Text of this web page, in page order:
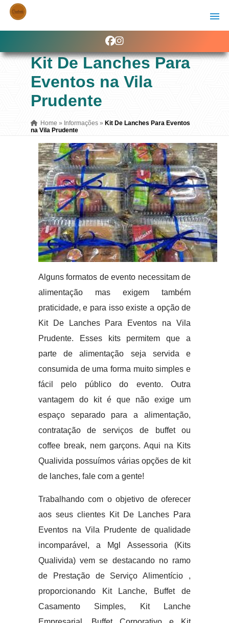
Kit De Lanches Para
Eventos na Vila
Prudente
Home » Informações » Kit De Lanches Para Eventos
na Vila Prudente
Alguns formatos de evento necessitam de
alimentação mas exigem também
praticidade, e para isso existe a opção de
Kit De Lanches Para Eventos na Vila
Prudente. Esses kits permitem que a
parte de alimentação seja servida e
consumida de uma forma muito simples e
fácil pelo público do evento. Outra
vantagem do kit é que não exige um
espaço separado para a alimentação,
contratação de serviços de buffet ou
coffee break, nem garçons. Aqui na Kits
Qualivida possuímos várias opções de kit
de lanches, fale com a gente!
Trabalhando com o objetivo de oferecer
aos seus clientes Kit De Lanches Para
Eventos na Vila Prudente de qualidade
incomparável, a Mgl Assessoria (Kits
Qualivida) vem se destacando no ramo
de Prestação de Serviço Alimentício ,
proporcionando Kit Lanche, Buffet de
Casamento Simples, Kit Lanche